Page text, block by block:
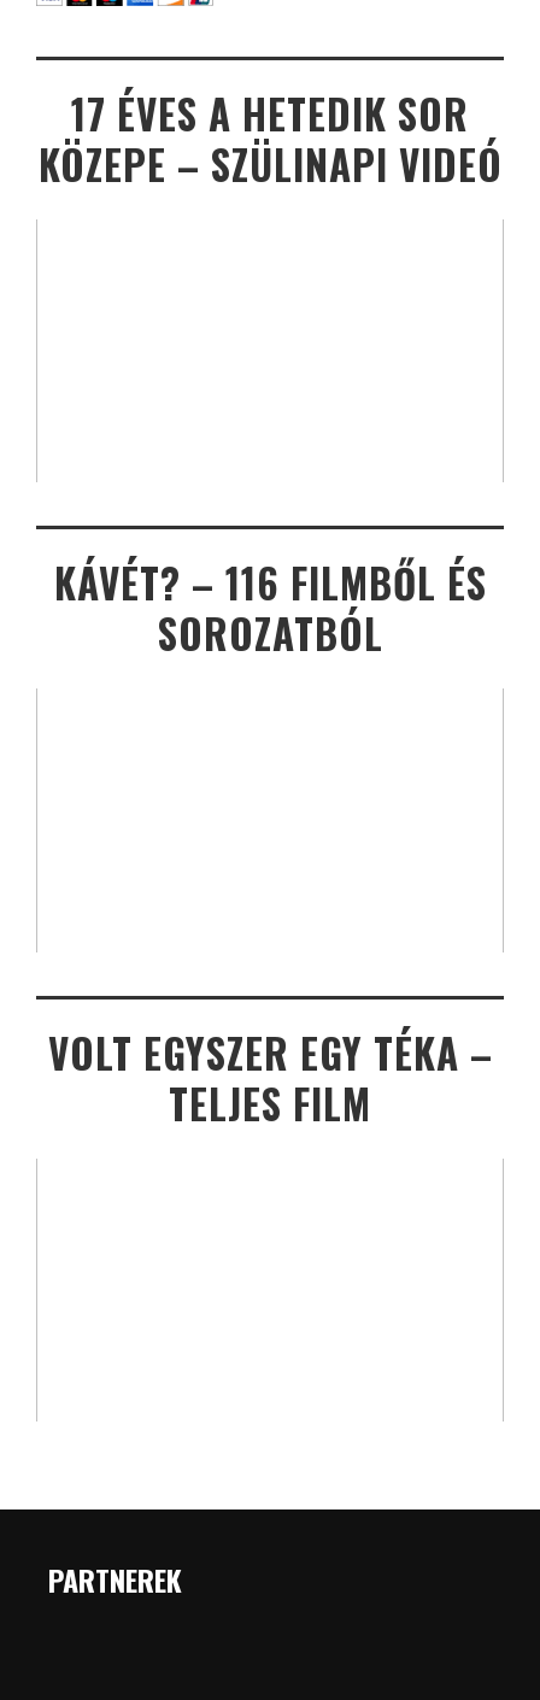
17 ÉVES A HETEDIK SOR
KÖZEPE – SZÜLINAPI VIDEÓ
KÁVÉT? – 116 FILMBŐL ÉS
SOROZATBÓL
VOLT EGYSZER EGY TÉKA –
TELJES FILM
PARTNEREK